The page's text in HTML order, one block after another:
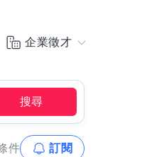
企業徵才
搜尋
件 訂閱